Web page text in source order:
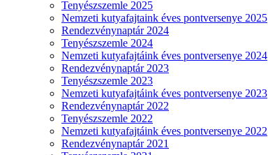
Tenyészszemle 2025
Nemzeti kutyafajtaink éves pontversenye 2025
Rendezvénynaptár 2024
Tenyészszemle 2024
Nemzeti kutyafajtáink éves pontversenye 2024
Rendezvénynaptár 2023
Tenyészszemle 2023
Nemzeti kutyafajtáink éves pontversenye 2023
Rendezvénynaptár 2022
Tenyészszemle 2022
Nemzeti kutyafajtáink éves pontversenye 2022
Rendezvénynaptár 2021